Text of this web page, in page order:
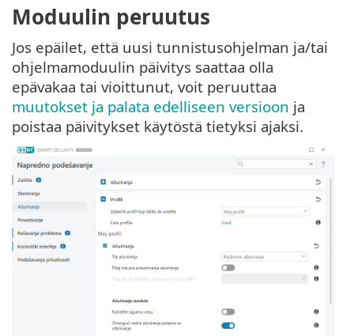
Moduulin peruutus
Jos epäilet, että uusi tunnistusohjelman ja/tai
ohjelmamoduulin päivitys saattaa olla
epävakaa tai vioittunut, voit peruuttaa
muutokset ja palata edelliseen versioon ja
poistaa päivitykset käytöstä tietyksi ajaksi.